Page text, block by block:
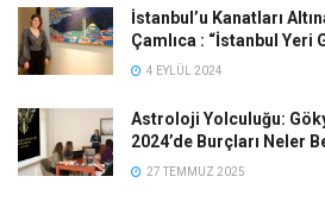
İstanbul’u Kanatları
Çamlıca : “İstanbul Yeri
4 EYLÜL 2024
Astroloji Yolculuğu:
2024’de Burçları Neler
27 TEMMUZ 2025